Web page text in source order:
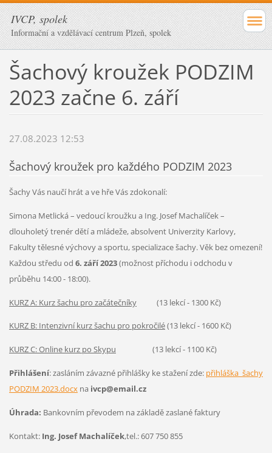
IVCP, spolek
Informační a vzdělávací centrum Plzeň, spolek
Šachový kroužek PODZIM
2023 začne 6. září
27.08.2023 12:53
Šachový kroužek pro každého PODZIM 2023
Šachy Vás naučí hrát a ve hře Vás zdokonalí:
Simona Metlická – vedoucí kroužku a Ing. Josef Machalíček –
dlouholetý trenér dětí a mládeže, absolvent Univerzity Karlovy,
Fakulty tělesné výchovy a sportu, specializace šachy. Věk bez omezení!
Každou středu od 6. září 2023(možnost příchodu i odchodu v
průběhu 14:00 - 18:00).
KURZ A: Kurz šachu pro začátečníky(13 lekcí - 1300 Kč)
KURZ B: Intenzivní kurz šachu pro pokročilé(13 lekcí - 1600 Kč)
KURZ C: Online kurz po Skypu (13 lekcí - 1100 Kč)
Přihlášení: zasláním závazné přihlášky ke stažení zde: přihláška_šachy
PODZIM 2023.docxna ivcp@email.cz
Úhrada: Bankovním převodem na základě zaslané faktury
Kontakt:Ing. Josef Machalíček,tel.: 607 750 855